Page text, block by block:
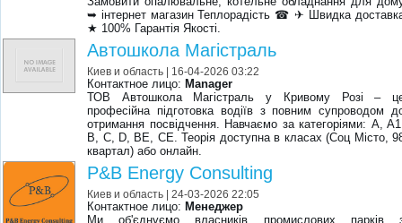
➥ інтернет магазин Теплорадість ☎ ✈ Швидка
★ 100% Гарантія Якості.
Автошкола Магістраль
Киев и область | 16-04-2026 03:22
Контактное лицо: Manager
ТОВ Автошкола Магістраль у Кривому Розі –
професійна підготовка водіїв з повним супроводом
отримання посвідчення. Навчаємо за категоріями: A,
B, C, D, BE, CE. Теорія доступна в класах (Соц Місто,
квартал) або онлайн.
P&B Energy Consulting
Киев и область | 24-03-2026 22:05
Контактное лицо: Менеджер
Ми об'єднуємо власників промислових парків